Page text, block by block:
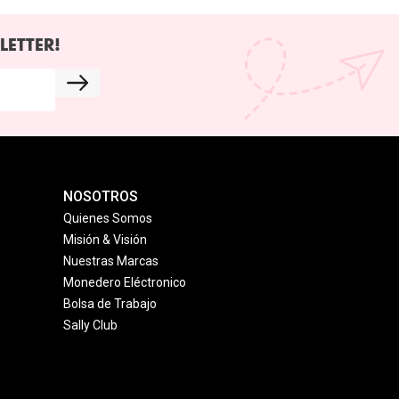
NOSOTROS
Quienes Somos
Misión & Visión
Nuestras Marcas
Monedero Eléctronico
Bolsa de Trabajo
Sally Club